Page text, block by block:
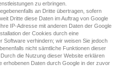
zu erbringen.
an Dritte übertragen, sofern
Dritte diese Daten im Auftrag von Google
IP-Adresse mit anderen Daten der Google
der Cookies durch eine
Software verhindern; wir weisen Sie jedoch
nicht sämtliche Funktionen dieser
die Nutzung dieser Website erklären
erhobenen Daten durch Google in der zuvor